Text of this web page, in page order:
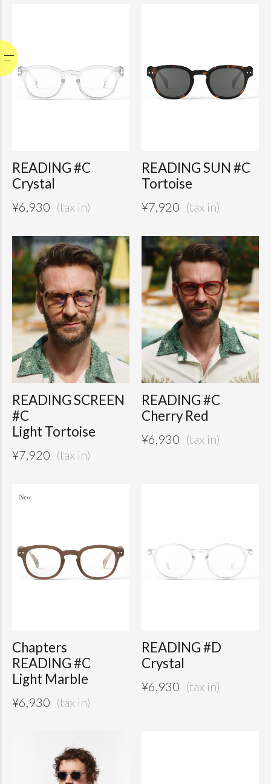
READING #C
Crystal
¥6,930
READING SUN #C
Tortoise
¥7,920
READING SCREEN
#C
Light Tortoise
¥7,920
READING #C
Cherry Red
¥6,930
Chapters
READING #C
Light Marble
¥6,930
READING #D
Crystal
¥6,930